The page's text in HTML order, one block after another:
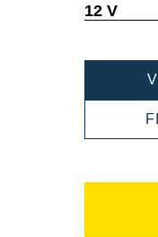
12 V